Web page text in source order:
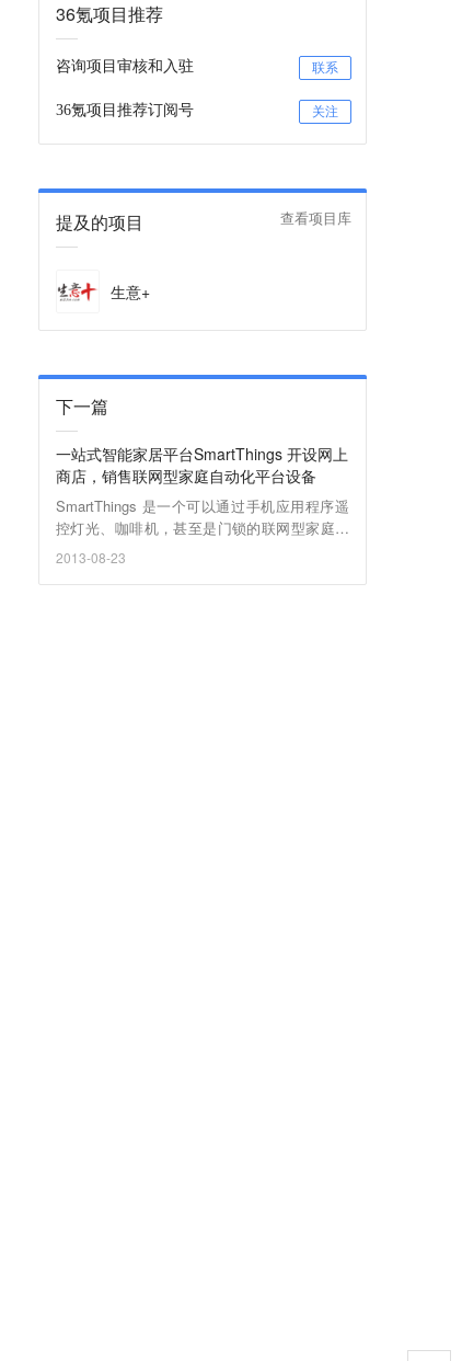
36氪项目推荐
咨询项目审核和入驻 联系
36氪项目推荐订阅号 关注
提及的项目 查看项目库
生意+
下一篇
一站式智能家居平台SmartThings 开设网上
商店，销售联网型家庭自动化平台设备
SmartThings 是一个可以通过手机应用程序遥
控灯光、咖啡机，甚至是门锁的联网型家庭自
动化平台。其刚推出的网上商店专门销售Smar
2013-08-23